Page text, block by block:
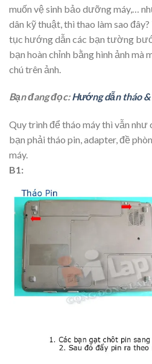
muốn vệ sinh bảo dưỡng máy,…
dân kỹ thuật, thì thao làm sao
tục hướng dẫn các bạn tường
bạn hoàn chỉnh bằng hình ảnh mà
chú trên ảnh.
Bạn đang đọc:Hướng dẫn tháo
Quy trình để tháo máy thì vẫn
bạn phải tháo pin, adapter, đề
máy.
B1: